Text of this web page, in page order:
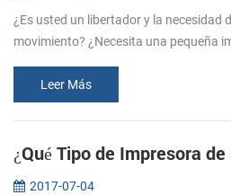
¿Es usted un libertador y la necesidad
movimiento? ¿Necesita una pequeña
ideales p...
Leer Más
2017-07-04